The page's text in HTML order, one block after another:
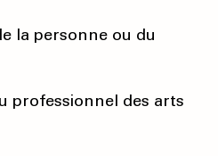
la personne ou du
professionnel des arts